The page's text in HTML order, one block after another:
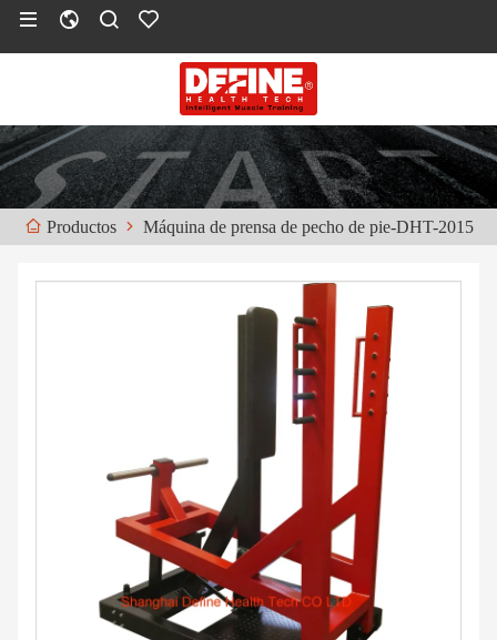
Productos Máquina de prensa de pecho de pie-DHT-2015